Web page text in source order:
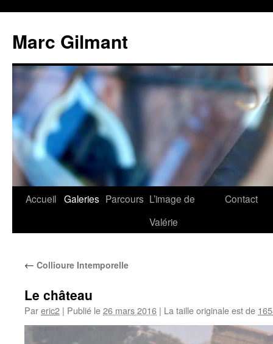
Marc Gilmant
Accueil Galeries Parcours L’image de
Valérie
Contact
← Collioure Intemporelle
Le château
Pareric2 | Publié le26 mars 2016 | La taille originale est de